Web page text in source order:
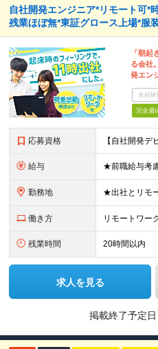
自社開発エンジニア*リモート可*
残業ほぼ無*東証グロース上場*服
「朝
る会社
発エン
未経験
完全週
応募資格
給与
勤務地
働き方 リモートワー
残業時間 20時間以内
求人を見る
掲載終了予定日